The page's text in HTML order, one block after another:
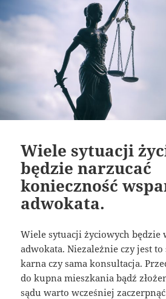
Wiele sytuacji
będzie narzucać
konieczność
adwokata.
Wiele sytuacji życiowych będzie
adwokata. Niezależnie czy jest
karna czy sama konsultacja.
do kupna mieszkania bądź
sądu warto wcześniej zaczerpnąć